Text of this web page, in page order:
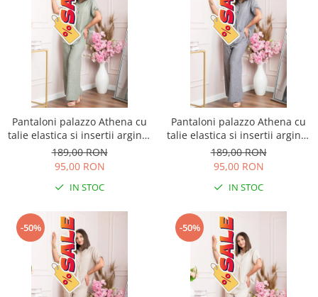
Pantaloni palazzo Athena cu
talie elastica si insertii argintii
- Kaki
189,00 RON
95,00 RON
IN STOC
Pantaloni palazzo Athena cu
talie elastica si insertii argintii
- Gri
189,00 RON
95,00 RON
IN STOC
-50% -50%